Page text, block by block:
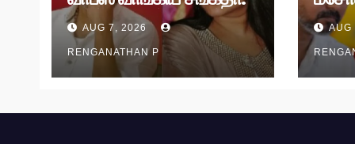
வழக்கு முடித்து வைப்பு!
AUG 7, 2026
RENGANATHAN P
AUG